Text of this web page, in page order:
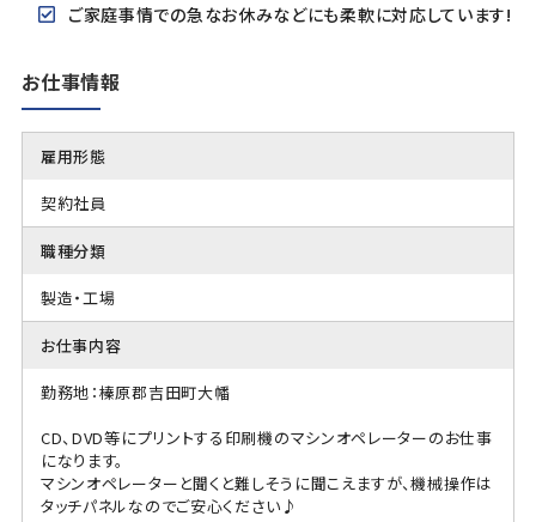
ご家庭事情での急なお休みなどにも柔軟に対応しています!
お仕事情報
雇用形態
契約社員
職種分類
製造・工場
お仕事内容
勤務地：榛原郡吉田町大幡
CD、DVD等にプリントする印刷機のマシンオペレーターのお仕事
になります。
マシンオペレーターと聞くと難しそうに聞こえますが、機械操作は
タッチパネルなのでご安心ください♪